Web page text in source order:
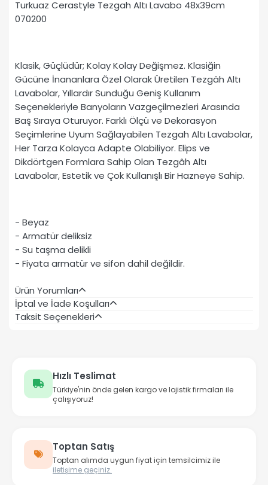
Turkuaz Cerastyle Tezgah Altı Lavabo 48x39cm
070200
Klasik, Güçlüdür; Kolay Kolay Değişmez. Klasiğin
Gücüne İnananlara Özel Olarak Üretilen Tezgâh Altı
Lavabolar, Yıllardır Sunduğu Geniş Kullanım
Seçenekleriyle Banyoların Vazgeçilmezleri Arasında
Baş Sıraya Oturuyor. Farklı Ölçü ve Dekorasyon
Seçimlerine Uyum Sağlayabilen Tezgah Altı Lavabolar,
Her Tarza Kolayca Adapte Olabiliyor. Elips ve
Dikdörtgen Formlara Sahip Olan Tezgâh Altı
Lavabolar, Estetik ve Çok Kullanışlı Bir Hazneye Sahip.
- Beyaz
- Armatür deliksiz
- Su taşma delikli
- Fiyata armatür ve sifon dahil değildir.
Ürün Yorumları
İptal ve İade Koşulları
Taksit Seçenekleri
Hızlı Teslimat
Türkiye'nin önde gelen kargo ve lojistik firmaları ile
çalışıyoruz!
Toptan Satış
Toptan alımda uygun fiyat için temsilcimiz ile
iletişime geçiniz.